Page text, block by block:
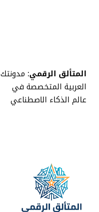
المتألق الرقمي: مدونتك
العربية المتخصصة في
عالم الذكاء الاصطناعي